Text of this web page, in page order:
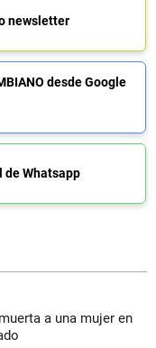
newsletter
desde Google
de Whatsapp
a una mujer en